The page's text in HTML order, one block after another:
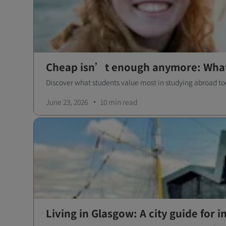
Cheap isn’t enough anymore:
Discover what students value most in studying abroad
June 23, 2026
10 min read
Living in Glasgow: A city guide for